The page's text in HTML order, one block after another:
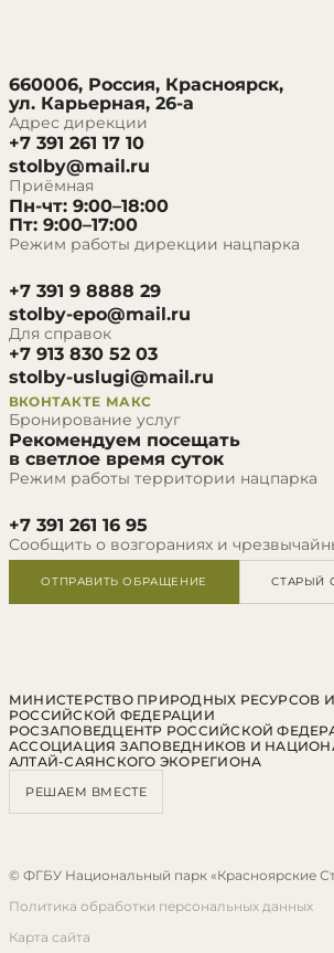
660006, Россия, Красноярск,
ул. Карьерная, 26-а
Адрес дирекции
+7 391 261 17 10
stolby@mail.ru
Приёмная
Пн-чт: 9:00–18:00
Пт: 9:00–17:00
Режим работы дирекции нацпарка
+7 391 9 8888 29
stolby-epo@mail.ru
Для справок
+7 913 830 52 03
stolby-uslugi@mail.ru
ВКОНТАКТЕ МАКС
Бронирование услуг
Рекомендуем посещать
в светлое время суток
Режим работы территории нацпарка
+7 391 261 16 95
Сообщить о возгораниях и
ОТПРАВИТЬ ОБРАЩЕНИЕ СТАРЫЙ
МИНИСТЕРСТВО ПРИРОДНЫХ РЕСУРСОВ
РОССИЙСКОЙ ФЕДЕРАЦИИ
РОСЗАПОВЕДЦЕНТР РОССИЙСКОЙ
АССОЦИАЦИЯ ЗАПОВЕДНИКОВ И
АЛТАЙ-САЯНСКОГО ЭКОРЕГИОНА
РЕШАЕМ ВМЕСТЕ
© ФГБУ Национальный парк «Красноярские
Политика обработки персональных данных
Карта сайта